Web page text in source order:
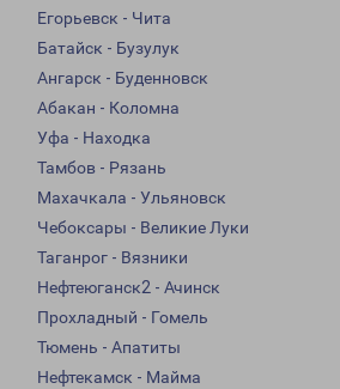
Егорьевск - Чита
Батайск - Бузулук
Ангарск - Буденновск
Абакан - Коломна
Уфа - Находка
Тамбов - Рязань
Махачкала - Ульяновск
Чебоксары - Великие Луки
Таганрог - Вязники
Нефтеюганск2 - Ачинск
Прохладный - Гомель
Тюмень - Апатиты
Нефтекамск - Майма